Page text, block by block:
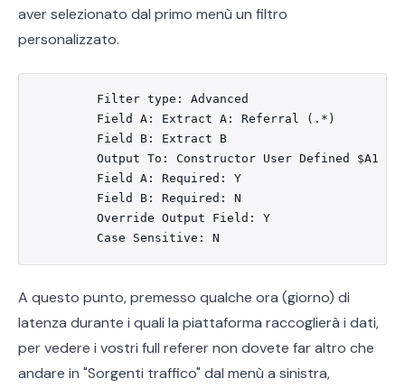
aver selezionato dal primo menù un filtro
personalizzato.
A questo punto, premesso qualche ora (giorno) di
latenza durante i quali la piattaforma raccoglierà i dati,
per vedere i vostri full referer non dovete far altro che
andare in "Sorgenti traffico" dal menù a sinistra,